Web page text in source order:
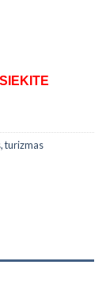
turizmas